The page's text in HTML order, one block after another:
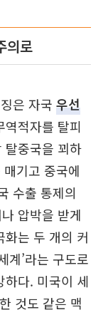
의로
은 자국 우선
적자를 탈피
탈중국을 꾀하
기고 중국에
수출 통제의
압박을 받게
는 두 개의 커
계’라는 구도로
하다. 미국이 세
것도 같은 맥